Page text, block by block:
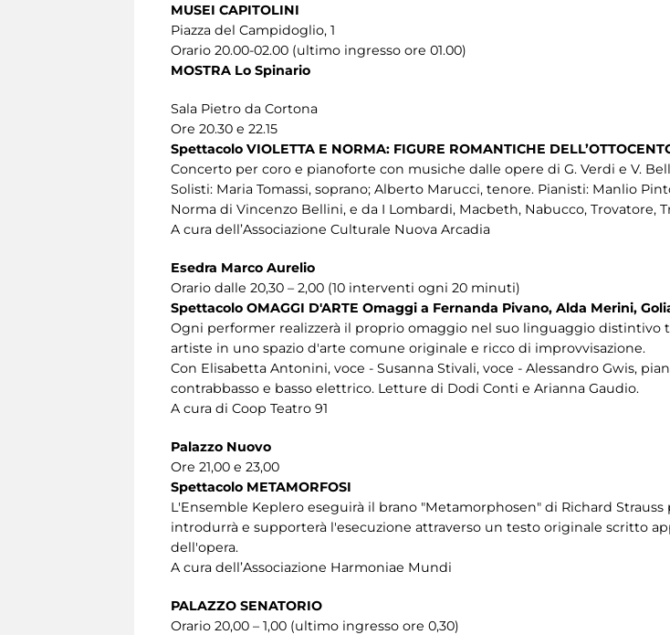
MUSEI CAPITOLINI
Piazza del Campidoglio, 1
Orario 20.00-02.00 (ultimo ingresso ore 01.00)
MOSTRA Lo Spinario
Sala Pietro da Cortona
Ore 20.30 e 22.15
Spettacolo VIOLETTA E NORMA: FIGURE ROMANTICHE
Concerto per coro e pianoforte con musiche dalle opere di G. Verdi e V.
Solisti: Maria Tomassi, soprano; Alberto Marucci, tenore. Pianisti: Manlio
Norma di Vincenzo Bellini, e da I Lombardi, Macbeth, Nabucco, Trovatore,
A cura dell’Associazione Culturale Nuova Arcadia
Esedra Marco Aurelio
Orario dalle 20,30 – 2,00 (10 interventi ogni 20 minuti)
Spettacolo OMAGGI D'ARTE Omaggi a Fernanda Pivano, Alda Merini,
Ogni performer realizzerà il proprio omaggio nel suo linguaggio distintivo
artiste in uno spazio d'arte comune originale e ricco di improvvisazione.
Con Elisabetta Antonini, voce - Susanna Stivali, voce - Alessandro Gwis,
contrabbasso e basso elettrico. Letture di Dodi Conti e Arianna Gaudio.
A cura di Coop Teatro 91
Palazzo Nuovo
Ore 21,00 e 23,00
Spettacolo METAMORFOSI
L'Ensemble Keplero eseguirà il brano "Metamorphosen" di Richard
introdurrà e supporterà l'esecuzione attraverso un testo originale scritto
dell'opera.
A cura dell’Associazione Harmoniae Mundi
PALAZZO SENATORIO
Orario 20,00 – 1,00 (ultimo ingresso ore 0,30)